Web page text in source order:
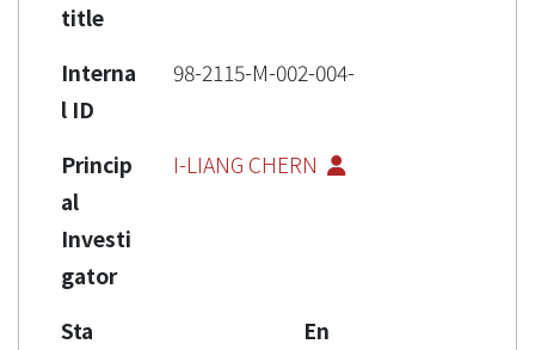
title
Interna
l ID
98-2115-M-002-004-
Princip
al
Investi
gator
I-LIANG CHERN
Sta
En